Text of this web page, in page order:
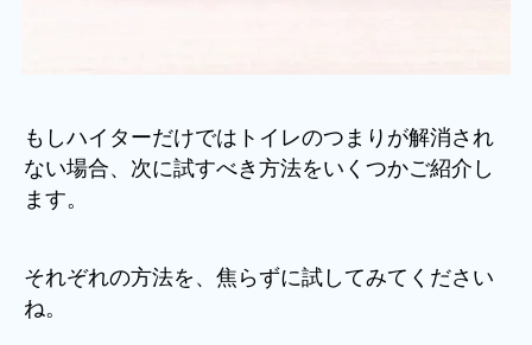
もしハイターだけではトイレのつまりが解消され
ない場合、次に試すべき方法をいくつかご紹介し
ます。
それぞれの方法を、焦らずに試してみてください
ね。